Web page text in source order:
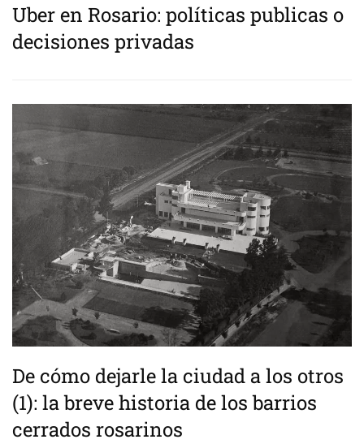
Uber en Rosario: políticas publicas o
decisiones privadas
De cómo dejarle la ciudad a los otros
(1): la breve historia de los barrios
cerrados rosarinos